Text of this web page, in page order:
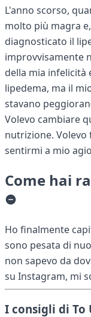
L'anno scorso,
molto più magra
diagnosticato il
improvvisamente
della mia infelicità
lipedema, ma il
stavano
Volevo cambiare
nutrizione.
sentirmi a mio
Come hai
Ho finalmente
sono pesata di
non sapevo da
su Instagram, mi
I consigli di To